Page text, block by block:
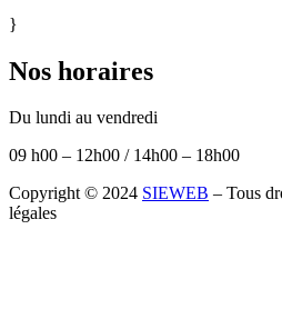
}
Nos horaires
Du lundi au vendredi
09 h00 – 12h00 / 14h00 – 18h00
Copyright © 2024 SIEWEB – Tous
légales